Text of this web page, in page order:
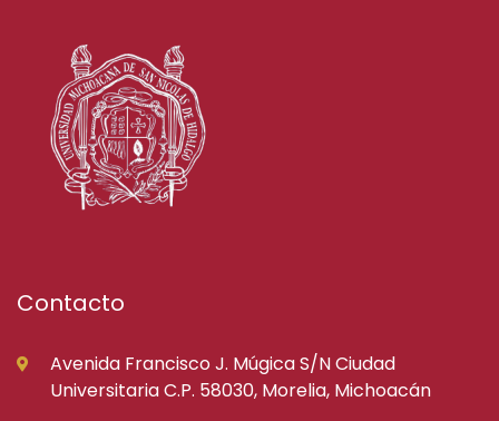
Contacto
Avenida Francisco J. Múgica S/N Ciudad
Universitaria C.P. 58030, Morelia, Michoacán